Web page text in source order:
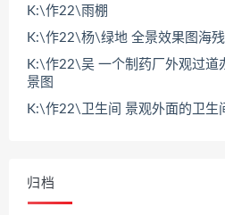
K:\作22\雨棚
K:\作22\杨\绿地 全景效果图海
K:\作22\吴 一个制药厂外观过道
景图
K:\作22\卫生间 景观外面的卫生
归档